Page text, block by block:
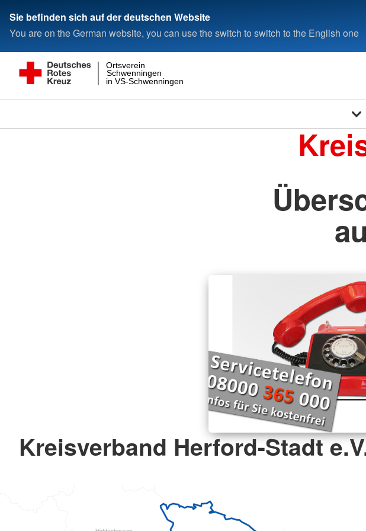
Sie befinden sich auf der deutschen Website
You are on the German website, you can use the switch to switch to the English one
in VS-Schwenningen
Schwenningen
Ortsverein
Kreisverband Herford-Stadt